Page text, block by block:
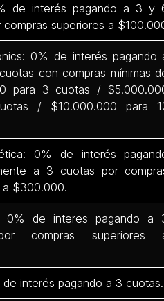
de interés pagando a 3 y
compras superiores a
0% de interés pagando
con compras mínimas
para 3 cuotas /
/ $10.000.000 para
0% de interés
a 3 cuotas por
a $300.000.
0% de interes pagando a
compras superiores
de interés pagando a 3 cuotas.